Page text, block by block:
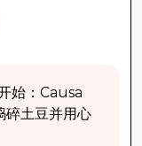
始：Causa
碎土豆并用心